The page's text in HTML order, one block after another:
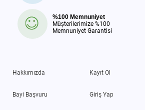
%100 Memnuniyet
Müşterilerimize %100
Memnuniyet Garantisi
Hakkımızda
Bayi Başvuru
Kayıt Ol
Giriş Yap